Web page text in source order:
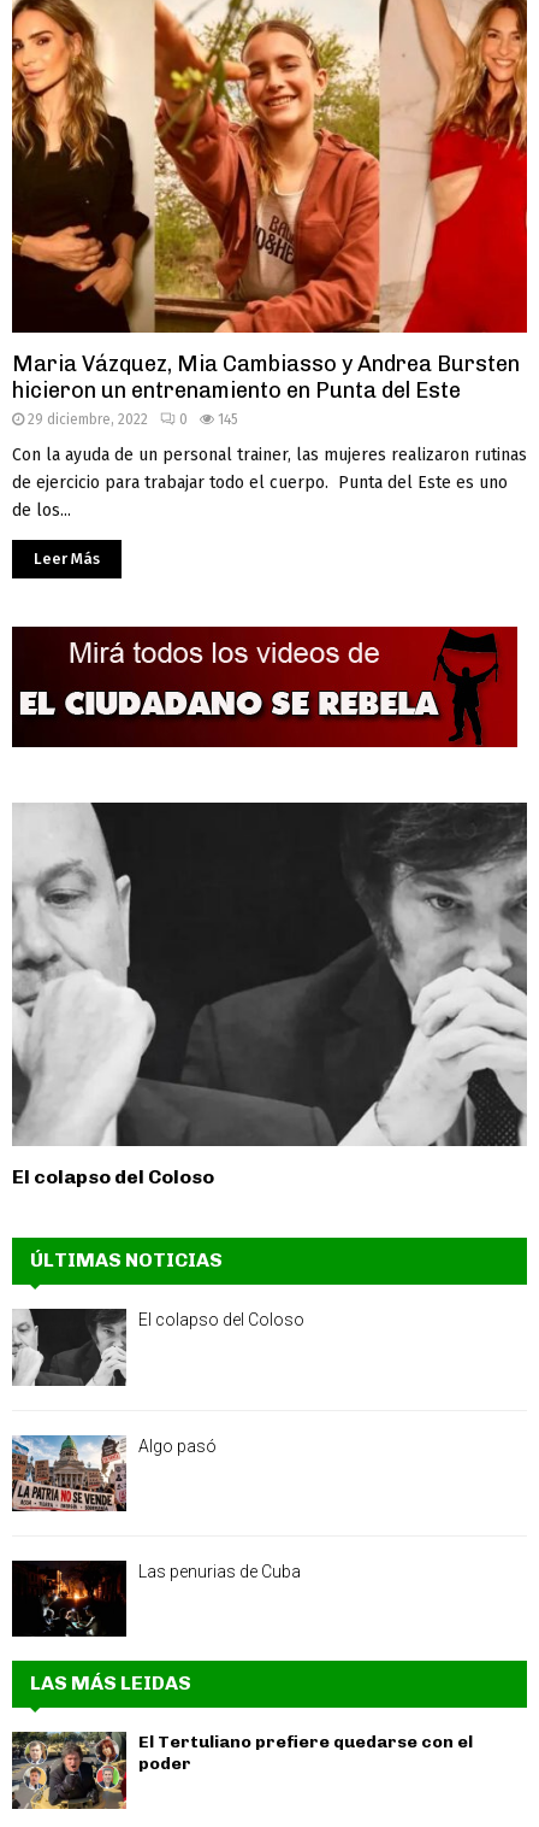
Maria Vázquez, Mia Cambiasso y Andrea Bursten
hicieron un entrenamiento en Punta del Este
29 diciembre, 2022 0 145
Con la ayuda de un personal trainer, las mujeres realizaron rutinas
de ejercicio para trabajar todo el cuerpo. Punta del Este es uno
de los...
Leer Más
El colapso del Coloso
ÚLTIMAS NOTICIAS
El colapso del Coloso
Algo pasó
Las penurias de Cuba
LAS MÁS LEIDAS
El Tertuliano prefiere quedarse con el
poder